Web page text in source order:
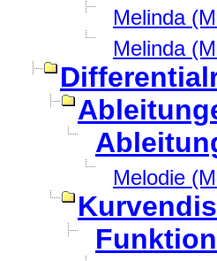
Melinda
Melinda
Melodie